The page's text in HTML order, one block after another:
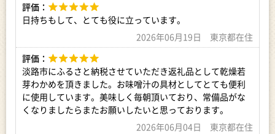
評価：
日持ちもして、とても役に立っています。
2026年06月19日 東京都在住
評価：
淡路市にふるさと納税させていただき返礼品として乾燥若
芽わかめを頂きました。お味噌汁の具材としてとても便利
に使用しています。美味しく毎朝頂いており、常備品がな
くなりましたらまたお願いしたいと思っております。
2026年06月04日 東京都在住